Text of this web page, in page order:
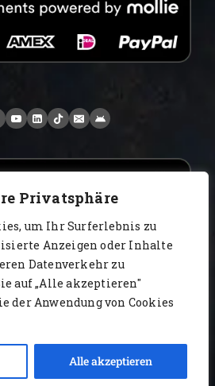
Privatsphäre
um Ihr Surferlebnis zu
Anzeigen oder Inhalte
Datenverkehr zu
auf „Alle akzeptieren"
Anwendung von Cookies
Alle akzeptieren
Kaffeerösterei